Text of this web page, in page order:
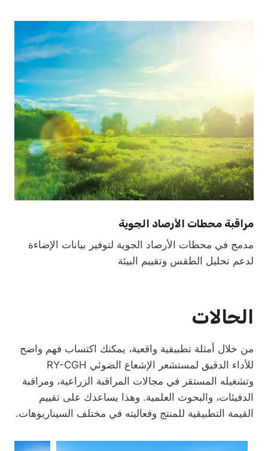
مراقبة محطات الأرصاد الجوية
مدمج في محطات الأرصاد الجوية لتوفير بيانات الإضاءة
لدعم تحليل الطقس وتقييم البيئة
الحالات
من خلال أمثلة تطبيقية واقعية، يمكنك اكتساب فهم واضح
للأداء الدقيق لمستشعر الإشعاع الضوئي RY-CGH
وتشغيله المستقر في مجالات المراقبة الزراعية، ومراقبة
الدفيئات، والبحوث العلمية. وهذا يساعدك على تقييم
القيمة التطبيقية للمنتج وفعاليته في مختلف السيناريوهات.